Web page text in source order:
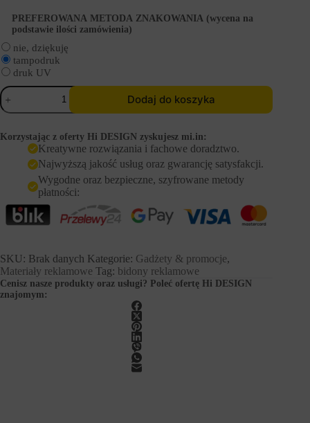
PREFEROWANA METODA ZNAKOWANIA (wycena na
podstawie ilości zamówienia)
nie, dziękuję
tampodruk
druk UV
ilość
Bidony
reklamowe
logo
rodzaje
Dodaj do koszyka
Korzystając z oferty Hi DESIGN zyskujesz mi.in:
Kreatywne rozwiązania i fachowe doradztwo.
Najwyższą jakość usług oraz gwarancję satysfakcji.
Wygodne oraz bezpieczne, szyfrowane metody
płatności:
SKU: Brak danych Kategorie: Gadżety & promocje,
Materiały reklamowe Tag: bidony reklamowe
Cenisz nasze produkty oraz usługi? Poleć ofertę Hi DESIGN
znajomym: